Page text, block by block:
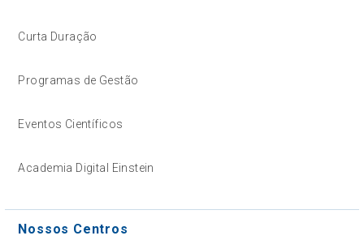
Curta Duração
Programas de Gestão
Eventos Científicos
Academia Digital Einstein
Nossos Centros